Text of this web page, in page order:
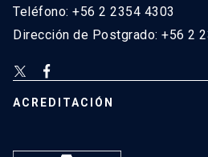
Teléfono: +56 2 2354 4303
Dirección de Postgrado: +56 2
ACREDITACIÓN